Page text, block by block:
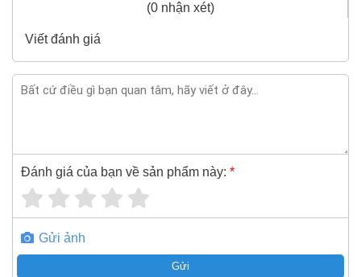
Đầu khẩu 12 cạnh Toptul BBEF1226
3/8"x13/16"x63mm (mạ crom) là sản phẩm nổi
tiếng của hãng Toptul, bạn có thể mua Đầu khẩu
12 cạnh Toptul BBEF1226 3/8"x13/16"x63mm
(mạ crom) giá rẻ nhất tại Super-mro chỉ với
71,500đ/Cái
Giá
Đầu khẩu 12 cạnh Toptul BBEF1226
nghiệp MRO
Đầu khẩu 12 cạnh Toptul BBEF1226
3/8"x13/16"x63mm (mạ crom)100% chính hãng
(0 nhận xét)
Viết đánh giá
Đánh giá của bạn về sản phẩm này: *
Gửi ảnh
Gửi